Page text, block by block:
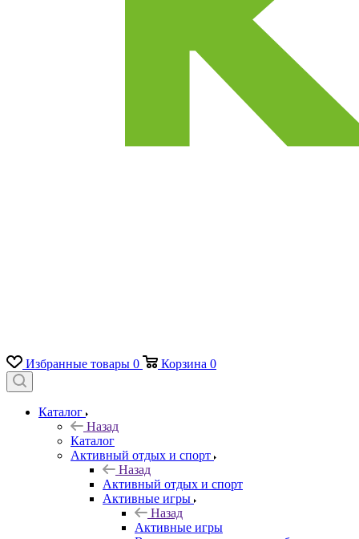
Избранные товары 0 Корзина 0
Каталог
Назад
Каталог
Активный отдых и спорт
Назад
Активный отдых и спорт
Активные игры
Назад
Активные игры